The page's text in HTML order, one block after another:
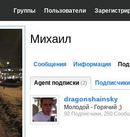
Группы Пользователи
Михаил
Сообщения Информация
Agent подписки (2)
dragonshainsky
Молодой - Горячий ;)
92 Подписчики, 250